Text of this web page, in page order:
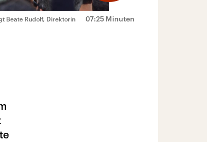
07:25 Minuten
Beate Rudolf, Direktorin